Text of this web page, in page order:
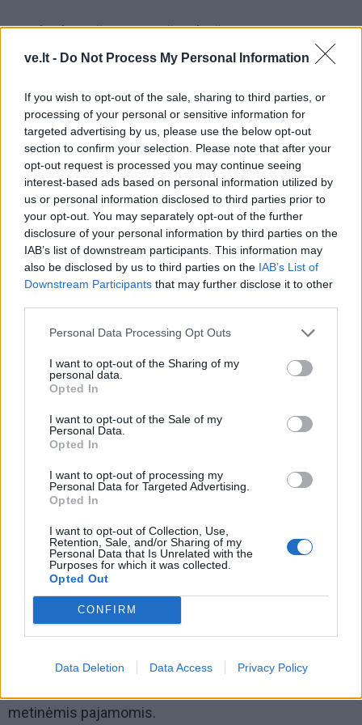
ve.lt - Do Not Process My Personal Information
If you wish to opt-out of the sale, sharing to third parties, or
processing of your personal or sensitive information for
targeted advertising by us, please use the below opt-out
section to confirm your selection. Please note that after your
opt-out request is processed you may continue seeing
interest-based ads based on personal information utilized by
us or personal information disclosed to third parties prior to
your opt-out. You may separately opt-out of the further
disclosure of your personal information by third parties on the
IAB’s list of downstream participants. This information may
also be disclosed by us to third parties on the IAB’s List of
Downstream Participants that may further disclose it to other
Personal Data Processing Opt Outs
I want to opt-out of the Sharing of my
personal data.
Opted In
I want to opt-out of the Sale of my
Personal Data.
Opted In
I want to opt-out of processing my
Personal Data for Targeted Advertising.
Opted In
I want to opt-out of Collection, Use,
Retention, Sale, and/or Sharing of my
Personal Data that Is Unrelated with the
Purposes for which it was collected.
Opted Out
CONFIRM
Data Deletion Data Access Privacy Policy
Pagal galimų išvengti mirčių skaičių EUROSTAT
Lietuvai suteikia paskutinę arba prieš paskutinę vietą.
ligos istorijas ir pilnus vaistų stalčius namuose.
Jau vien ko vertas 2021.02.08 publikuotas LRT atliktas
tyrimas:"Kauno medicinos imperija: interesai, pinigai,
įtaka".
https://www.lrt.lt/naujienos/lrt-
tyrimai/5/1338684/lrt-tyrimas-kauno-me….
Apie jokį tarpsektorinį ir tarpžinybinį
bendradarbiavimą, siekiant pagerinti žmonių sveikatos
būklę, čia apskritai nekalbama.
Kalbama apie neribotą sveikatos apsaugos galių ir
valstybinio biudžeto lėšų koncentravimą vienose
rankose.
Keistai atrodo LSMU metinės apyvartos sugretintas
metinėmis pajamomis.